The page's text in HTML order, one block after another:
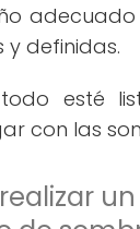
definidas.
esté
con las
un